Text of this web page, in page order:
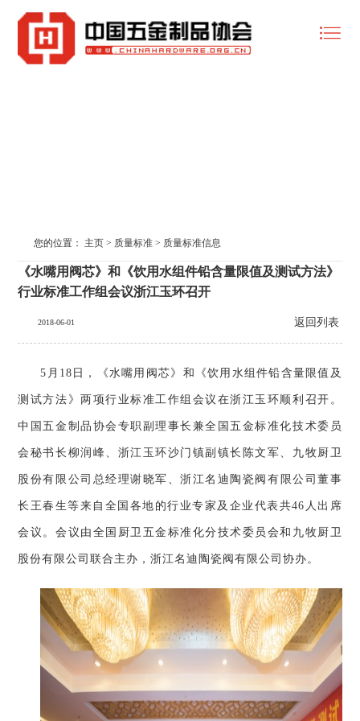
您的位置： 主页 > 质量标准 > 质量标准信息
《水嘴用阀芯》和《饮用水组件铅含量限值及测试方法》
行业标准工作组会议浙江玉环召开
2018-06-01 返回列表
5月18日 ， 《水嘴用阀芯》和《饮用水组件铅含量限值及
测试方法》两项行业标准工作组会议在浙江玉环顺利召开。
中国五金制品协会专职副理事长兼全国五金标准化技术委员
会秘书长柳润峰、浙江玉环沙门镇副镇长陈文军、 九牧厨卫
股份有限公司 总经理谢晓军、浙江名迪陶瓷阀有限公司董事
长王春生等来自全国各地的行业专家及企业代表共46人 出席
会议 。会议由全国厨卫五金标准化分技术委员会和九牧厨卫
股份有限公司联合主办 ，浙江名迪陶瓷阀有限公司协办。